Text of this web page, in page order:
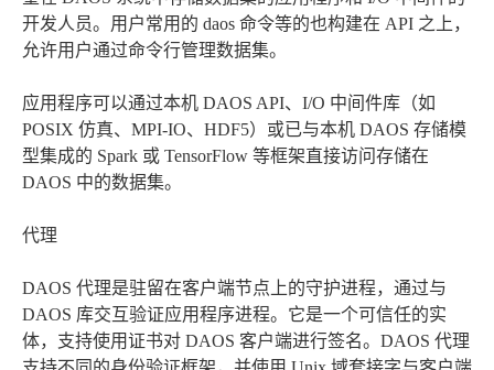
开发人员。用户常用的 daos 命令等的也构建在 API 之上，
允许用户通过命令行管理数据集。
应用程序可以通过本机 DAOS API、I/O 中间件库（如
POSIX 仿真、MPI-IO、HDF5）或已与本机 DAOS 存储模
型集成的 Spark 或 TensorFlow 等框架直接访问存储在
DAOS 中的数据集。
代理
DAOS 代理是驻留在客户端节点上的守护进程，通过与
DAOS 库交互验证应用程序进程。它是一个可信任的实
体，支持使用证书对 DAOS 客户端进行签名。DAOS 代理